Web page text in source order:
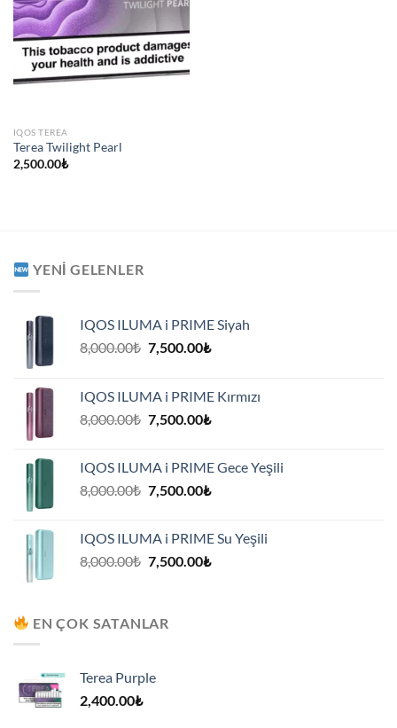
IQOS TEREA
Terea Twilight Pearl
2,500.00₺
YENI GELENLER
IQOS ILUMA i PRIME Siyah
8,000.00₺ Orijinal
7,500.00₺Şu
7,500.00₺.
IQOS ILUMA i PRIME Kırmızı
8,000.00₺ Orijinal
7,500.00₺Şu
7,500.00₺.
IQOS ILUMA i PRIME Gece Yeşili
8,000.00₺ Orijinal
7,500.00₺Şu
7,500.00₺.
IQOS ILUMA i PRIME Su Yeşili
8,000.00₺ Orijinal
7,500.00₺Şu
EN ÇOK SATANLAR
Terea Purple
2,400.00₺